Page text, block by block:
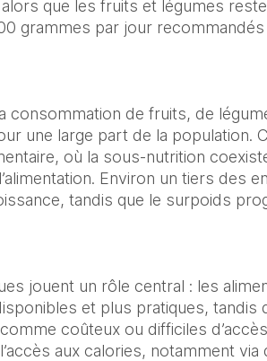
que les fruits et légumes
grammes par jour recommandés
consommation de fruits, de
une large part de la population.
où la sous-nutrition
Environ un tiers des
tandis que le surpoids
jouent un rôle central : les
et plus pratiques, tandis
coûteux ou difficiles
aux calories, notamment